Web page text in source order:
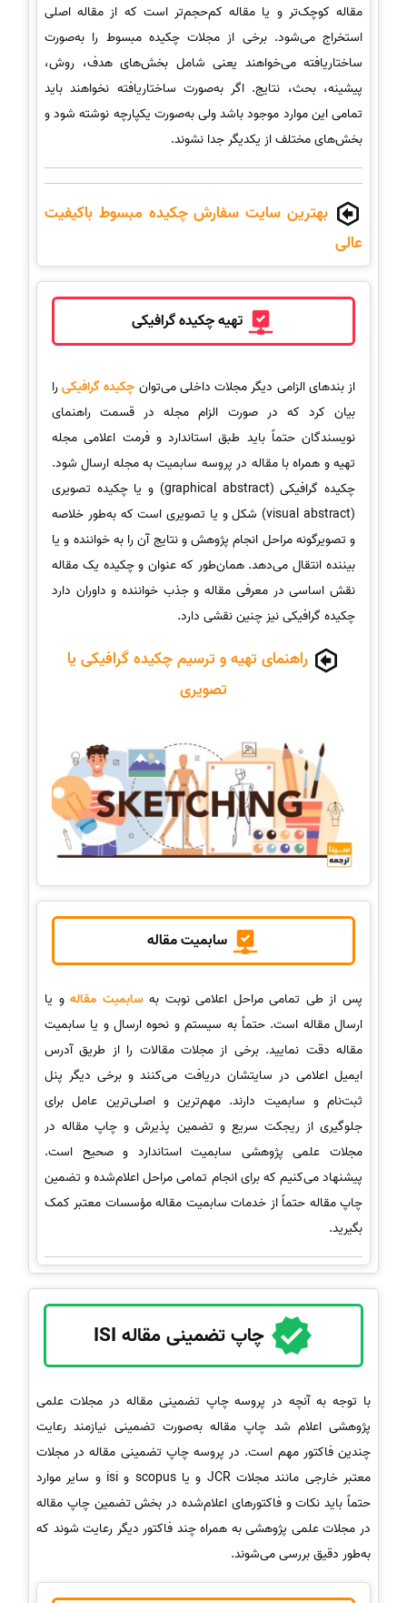
مقاله کوچک‌تر و یا مقاله کم‌حجم‌تر است که از مقاله اصلی
استخراج می‌شود. برخی از مجلات چکیده مبسوط را به‌صورت
ساختاریافته می‌خواهند یعنی شامل بخش‌های هدف، روش،
پیشینه، بحث، نتایج. اگر به‌صورت ساختاریافته نخواهند باید
تمامی این موارد موجود باشد ولی به‌صورت یکپارچه نوشته شود و
بخش‌های مختلف از یکدیگر جدا نشوند.
بهترین سایت سفارش چکیده مبسوط باکیفیت
عالی
تهیه چکیده گرافیکی
از بندهای الزامی دیگر مجلات داخلی می‌توان چکیده گرافیکیرا
بیان کرد که در صورت الزام مجله در قسمت راهنمای
نویسندگان حتماً باید طبق استاندارد و فرمت اعلامی مجله
تهیه و همراه با مقاله در پروسه سابمیت به مجله ارسال شود.
چکیده گرافیکی (graphical abstract) و یا چکیده تصویری
(visual abstract) شکل و یا تصویری است که به‌طور خلاصه
و تصویرگونه مراحل انجام پژوهش و نتایج آن را به خواننده و یا
بیننده انتقال می‌دهد. همان‌طور که عنوان و چکیده یک مقاله
نقش اساسی در معرفی مقاله و جذب خواننده و داوران دارد
چکیده گرافیکی نیز چنین نقشی دارد.
راهنمای تهیه و ترسیم چکیده گرافیکی یا
تصویری
سابمیت مقاله
پس از طی تمامی مراحل اعلامی نوبت بهسابمیت مقالهو یا
ارسال مقاله است. حتماً به سیستم و نحوه ارسال و یا سابمیت
مقاله دقت نمایید. برخی از مجلات مقالات را از طریق آدرس
ایمیل اعلامی در سایتشان دریافت می‌کنند و برخی دیگر پنل
ثبت‌نام و سابمیت دارند. مهم‌ترین و اصلی‌ترین عامل برای
جلوگیری از ریجکت سریع و تضمین پذیرش و چاپ مقاله در
مجلات علمی پژوهشی سابمیت استاندارد و صحیح است.
پیشنهاد می‌کنیم که برای انجام تمامی مراحل اعلام‌شده و تضمین
چاپ مقاله حتماً از خدمات سابمیت مقاله مؤسسات معتبر کمک
بگیرید.
چاپ تضمینی مقاله ISI
با توجه به آنچه در پروسه چاپ تضمینی مقاله در مجلات علمی
پژوهشی اعلام شد چاپ مقاله به‌صورت تضمینی نیازمند رعایت
چندین فاکتور مهم است. در پروسه چاپ تضمینی مقاله در مجلات
معتبر خارجی مانند مجلات JCR و یا scopus و isi و سایر موارد
حتماً باید نکات و فاکتورهای اعلام‌شده در بخش تضمین چاپ مقاله
در مجلات علمی پژوهشی به همراه چند فاکتور دیگر رعایت شوند که
به‌طور دقیق بررسی می‌شوند.